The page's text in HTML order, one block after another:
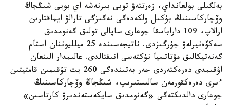
بەلگىلى بولعانداي، زەرتتەۋ توبى بىرنەشە اي بويى شىڭجاڭ
وۆچاركاسىنىڭ بۇكىل ولكەدەگى نەگىزگى تارالۋ ايماقتارىن
ارالاپ، 109 داراباسقا جوعارى ساپالى تولىق گەنومدىق
سەكۆەنيرلەۋ جۇرگىزدى. ناتيجەسىندە 25 ميلليوننان استام
گەنەتيكالىق مۋتاتسيا نۇكتەسى انىقتالدى. عالىمدار الىنعان
اۋقىمدى دەرەكتەردى جەر بەتىندەگى 260 يت تۇقىمىن قامتيتىن
ءىرى دەرەكقورمەن سالىستىرىپ، شىڭجاڭ وۆچاركاسىنىڭ
جوعارى دالدىكتەگى «گەنومدىق سايكەستەندىرۋ كارتاسىن»